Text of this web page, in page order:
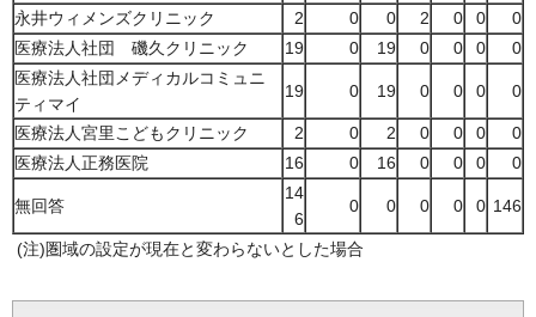
永井ウィメンズクリニック
2 0 0 2 0 0
0
医療法人社団 磯久クリニック
19 0 19 0 0 0
0
医療法人社団メディカルコミュニ
ティマイ
19 0 19 0 0 0 0
医療法人宮里こどもクリニック 2 0 2 0 0 0
0
医療法人正務医院
16 0 16 0 0 0 0
無回答
14
6
0 0 0 0 0 146
(注)圏域の設定が現在と変わらないとした場合